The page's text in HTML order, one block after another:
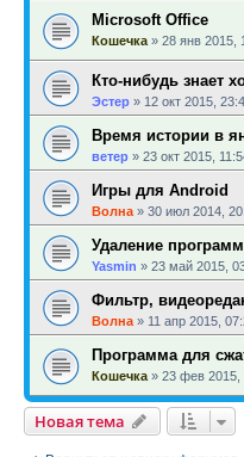
Microsoft Office
Кошечка » 28 янв 2015,
Кто-нибудь знает
Эстер » 12 окт 2015,
Время истории в
ветер » 23 окт 2015,
Игры для Android
Волна » 30 июл 2014,
Удаление
Yasmin » 23 май 2015,
Фильтр,
Волна » 11 апр 2015,
Программа для
Кошечка » 23 фев 2015,
Новая тема